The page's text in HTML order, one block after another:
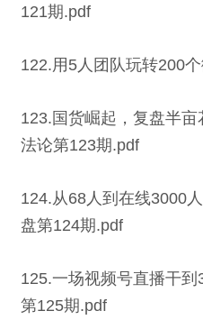
121期.pdf
122.用5人团队玩转200
123.国货崛起，复盘半
法论第123期.pdf
124.从68人到在线3000
盘第124期.pdf
125.一场视频号直播干
第125期.pdf